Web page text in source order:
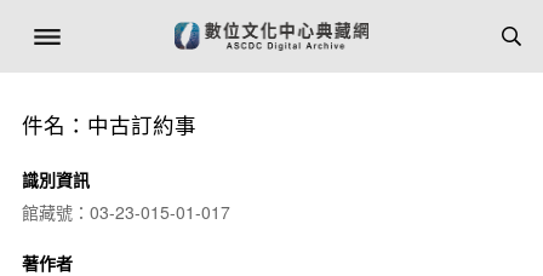
件名：中古訂約事
識別資訊
館藏號：03-23-015-01-017
著作者